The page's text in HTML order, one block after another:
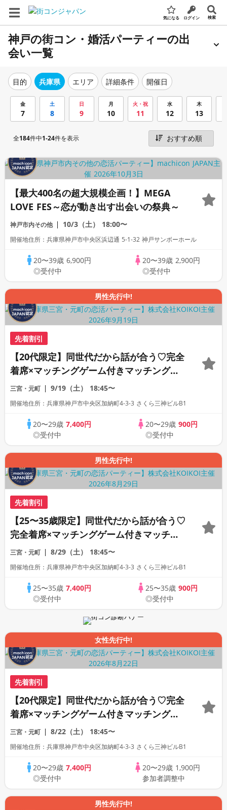
気になる ログイン 検索
神戸の街コン・婚活パーティーの出
会い一覧
目的 兵庫県 エリア 詳細条件 開催日
金
7
土
8
日
9
月
10
火・祝
11
水
12
木
13
全184件中1-24件を表示
【最大400名の超大規模企画！】MEGA
LOVE FES～恋が動き出す出会いの祭典～
神戸市内その他 10/3（土） 18:00〜
開催地住所：兵庫県神戸市中央区浜辺通 5-1-32 神戸サンボーホール
20〜39歳 6,900円
◎受付中
20〜39歳 2,900円
◎受付中
男性先行中!
先着割引
【20代限定】同世代だから話が合う♡完全
着席×マッチングゲーム付きマッチングコ
ン
三宮・元町 9/19（土） 18:45〜
開催地住所：兵庫県神戸市中央区加納町4-3-3 さくら三神ビルB1
20〜29歳7,400円
◎受付中
20〜29歳 900円
◎受付中
男性先行中!
先着割引
【25〜35歳限定】同世代だから話が合う♡
完全着席×マッチングゲーム付きマッチン
グコン
三宮・元町 8/29（土） 18:45〜
開催地住所：兵庫県神戸市中央区加納町4-3-3 さくら三神ビルB1
25〜35歳7,400円
◎受付中
25〜35歳 900円
◎受付中
女性先行中!
先着割引
【20代限定】同世代だから話が合う♡完全
着席×マッチングゲーム付きマッチングコ
ン
三宮・元町 8/22（土） 18:45〜
開催地住所：兵庫県神戸市中央区加納町4-3-3 さくら三神ビルB1
20〜29歳7,400円
◎受付中
20〜29歳 1,900円
参加者調整中
男性先行中!